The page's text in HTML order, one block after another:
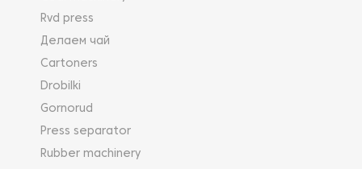
Rvd press
Делаем чай
Cartoners
Drobilki
Gornorud
Press separator
Rubber machinery